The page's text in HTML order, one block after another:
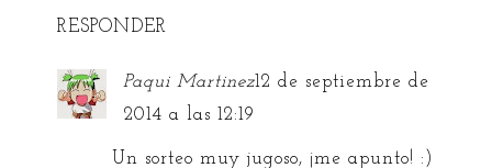
RESPONDER
Paqui Martinez12 de septiembre de
2014 a las 12:19
Un sorteo muy jugoso, ¡me apunto! :)